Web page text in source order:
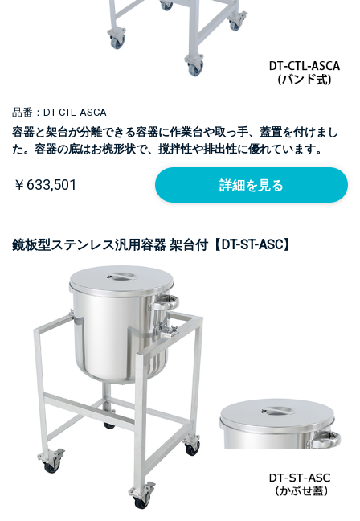
品番：DT-CTL-ASCA
容器と架台が分離できる容器に作業台や取っ手、蓋置を付けまし
た。容器の底はお椀形状で、撹拌性や排出性に優れています。
￥633,501 詳細を見る
鏡板型ステンレス汎用容器 架台付【DT-ST-ASC】